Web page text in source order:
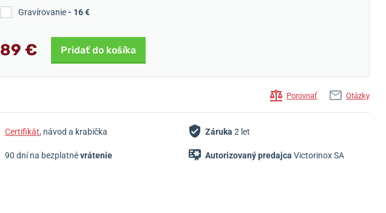
Gravírovanie- 16 €
89 € Pridať do košíka
Porovnať Otázky
Certifikát, návod a krabička Záruka 2 let
90 dní na bezplatnévrátenie Autorizovaný predajca Victorinox SA